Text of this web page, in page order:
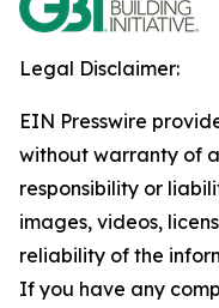
Legal Disclaimer:
EIN Presswire
without warranty of
responsibility or
images, videos,
reliability of the
If you have any